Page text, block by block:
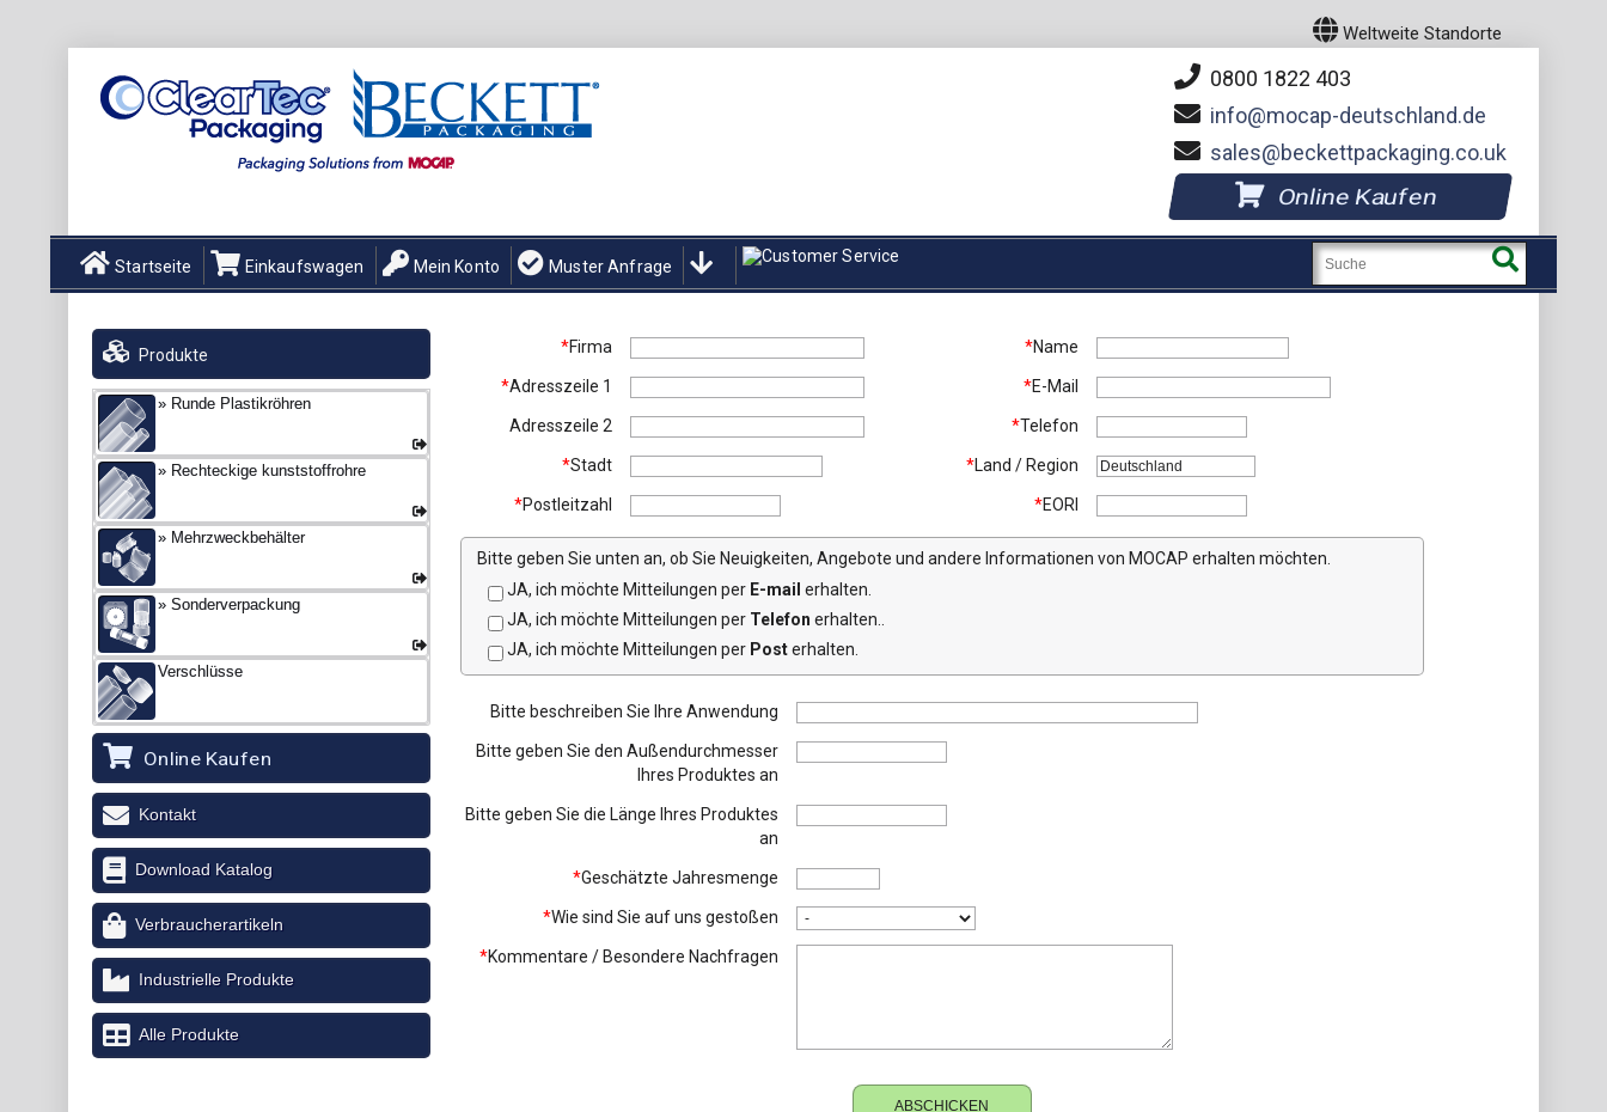
Weltweite Standorte
0800 1822 403
info
mocap-deutschland.de
sales
beckettpackaging.co.uk
Online Kaufen
Startseite Einkaufswagen Mein Konto Muster Anfrage
*Firma
*Adresszeile 1
Adresszeile 2
*Stadt
*Postleitzahl
*Name
*E-Mail
*Telefon
*Land / Region
*EORI
Bitte geben Sie unten an, ob Sie Neuigkeiten, Angebote und andere Informationen von MOCAP erhalten möchten.
JA, ich möchte Mitteilungen per E-mail erhalten.
JA, ich möchte Mitteilungen per Telefon erhalten..
JA, ich möchte Mitteilungen per Posterhalten.
Bitte beschreiben Sie Ihre Anwendung
Bitte geben Sie den Außendurchmesser
Ihres Produktes an
Bitte geben Sie die Länge Ihres Produktes
an
*Geschätzte Jahresmenge
*Wie sind Sie auf uns gestoßen
*Kommentare / Besondere Nachfragen
Produkte
Runde Plastikröhren
Rechteckige kunststoffrohre
Mehrzweckbehälter
Sonderverpackung
Verschlüsse
Online Kaufen
Kontakt
Download Katalog
Verbraucherartikeln
Industrielle Produkte
Alle Produkte